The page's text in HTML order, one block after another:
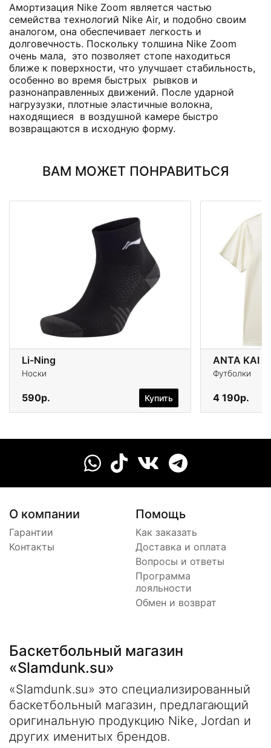
Амортизация Nike Zoom является частью
семейства технологий Nike Air, и подобно своим
аналогом, она обеспечивает легкость и
долговечность. Поскольку толшина Nike Zoom
очень мала, это позволяет стопе находиться
ближе к поверхности, что улучшает стабильность,
особенно во время быстрых рывков и
разнонаправленных движений. После ударной
нагрузузки, плотные эластичные волокна,
находящиеся в воздушной камере быстро
возвращаются в исходную форму.
ВАМ МОЖЕТ ПОНРАВИТЬСЯ
Li-Ning
Носки
590р. Купить
ANTA KAI
Футболки
4 190р.
О компании
Гарантии
Контакты
Помощь
Как заказать
Доставка и оплата
Вопросы и ответы
Программа
лояльности
Обмен и возврат
Баскетбольный магазин
«Slamdunk.su»
«Slamdunk.su» это специализированный
баскетбольный магазин, предлагающий
оригинальную продукцию Nike, Jordan и
других именитых брендов.